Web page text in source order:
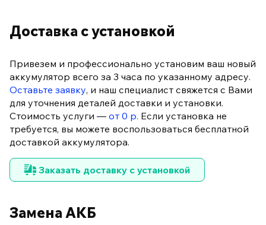
Доставка с установкой
Привезем и профессионально установим ваш новый
аккумулятор всего за 3 часа по указанному адресу.
Оставьте заявку, и наш специалист свяжется с Вами
для уточнения деталей доставки и установки.
Стоимость услуги — от 0 р. Если установка не
требуется, вы можете воспользоваться бесплатной
доставкой аккумулятора.
Заказать доставку с установкой
Замена АКБ